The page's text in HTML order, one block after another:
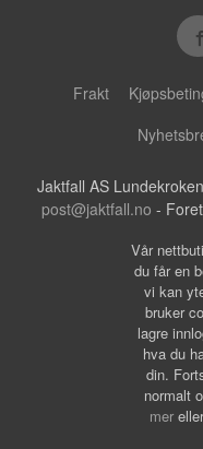
Frakt
Jaktfall AS
post@jaktfall.no -
Vår
du får en
vi kan
bruker
lagre
hva du
din.
normalt
mer